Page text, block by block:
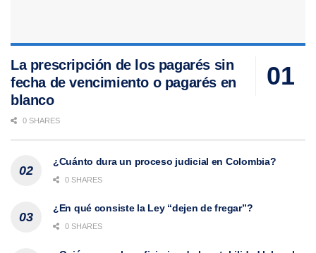
La prescripción de los pagarés sin
fecha de vencimiento o pagarés en
blanco
0 SHARES
¿Cuánto dura un proceso judicial en Colombia?
0 SHARES
¿En qué consiste la Ley “dejen de fregar”?
0 SHARES